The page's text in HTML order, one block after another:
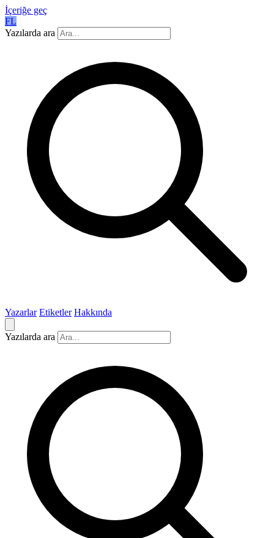
İçeriğe geç
FL
Yazılarda ara
Yazarlar Etiketler Hakkında
Yazılarda ara